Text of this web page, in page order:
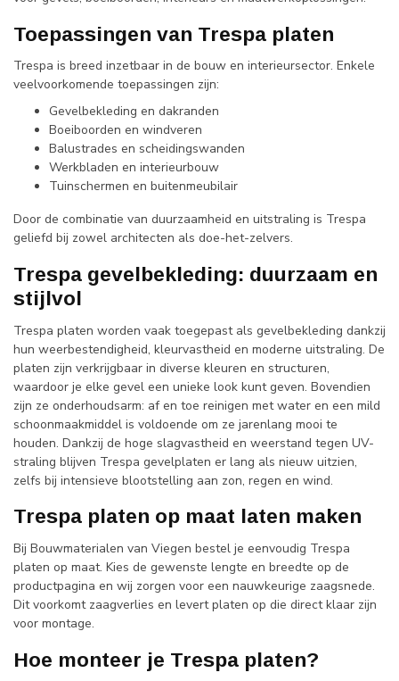
Toepassingen van Trespa platen
Trespa is breed inzetbaar in de bouw en interieursector. Enkele
veelvoorkomende toepassingen zijn:
Gevelbekleding en dakranden
Boeiboorden en windveren
Balustrades en scheidingswanden
Werkbladen en interieurbouw
Tuinschermen en buitenmeubilair
Door de combinatie van duurzaamheid en uitstraling is Trespa
geliefd bij zowel architecten als doe-het-zelvers.
Trespa gevelbekleding: duurzaam en
stijlvol
Trespa platen worden vaak toegepast als gevelbekleding dankzij
hun weerbestendigheid, kleurvastheid en moderne uitstraling. De
platen zijn verkrijgbaar in diverse kleuren en structuren,
waardoor je elke gevel een unieke look kunt geven. Bovendien
zijn ze onderhoudsarm: af en toe reinigen met water en een mild
schoonmaakmiddel is voldoende om ze jarenlang mooi te
houden. Dankzij de hoge slagvastheid en weerstand tegen UV-
straling blijven Trespa gevelplaten er lang als nieuw uitzien,
zelfs bij intensieve blootstelling aan zon, regen en wind.
Trespa platen op maat laten maken
Bij Bouwmaterialen van Viegen bestel je eenvoudig Trespa
platen op maat. Kies de gewenste lengte en breedte op de
productpagina en wij zorgen voor een nauwkeurige zaagsnede.
Dit voorkomt zaagverlies en levert platen op die direct klaar zijn
voor montage.
Hoe monteer je Trespa platen?